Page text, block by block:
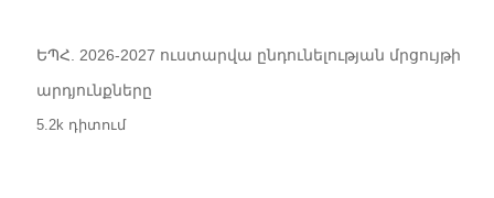
ԵՊՀ. 2026-2027 ուստարվա ընդունելության մրցույթի
արդյունքները
5.2k դիտում